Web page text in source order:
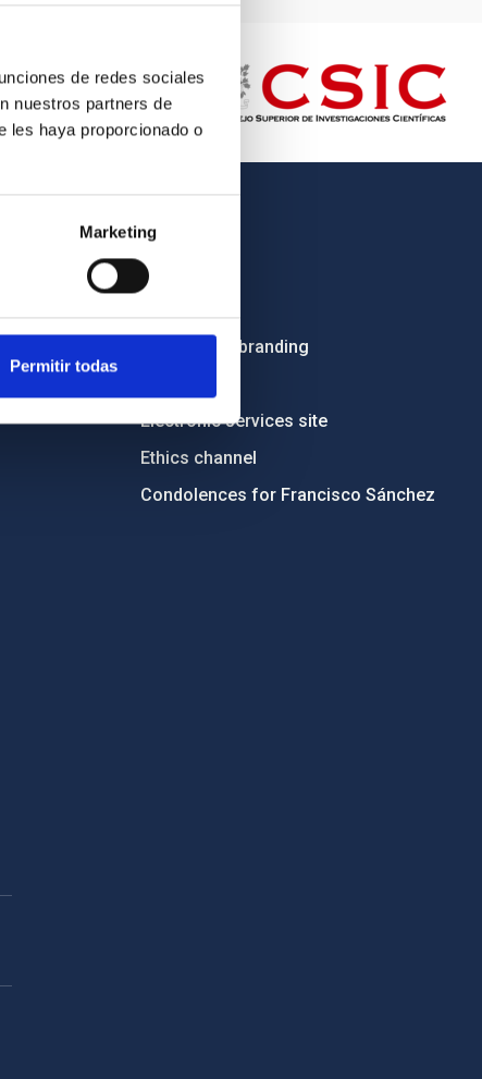
de redes sociales
nuestros partners de
les haya proporcionado o
Marketing
Permitir todas
OTHER LINKS
Employment
Institutional branding
Electronic services site
Ethics channel
Condolences for Francisco Sánchez